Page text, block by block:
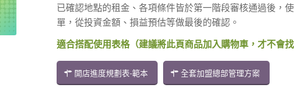
已確認地點的租金、各項條件皆於第一階段審核通過後，
單，從投資金額、損益預估等做最後的確認。
適合搭配使用表格（建議將此頁商品加入購物車，才不會找
開店進度規劃表-範本 全套加盟總部管理方案